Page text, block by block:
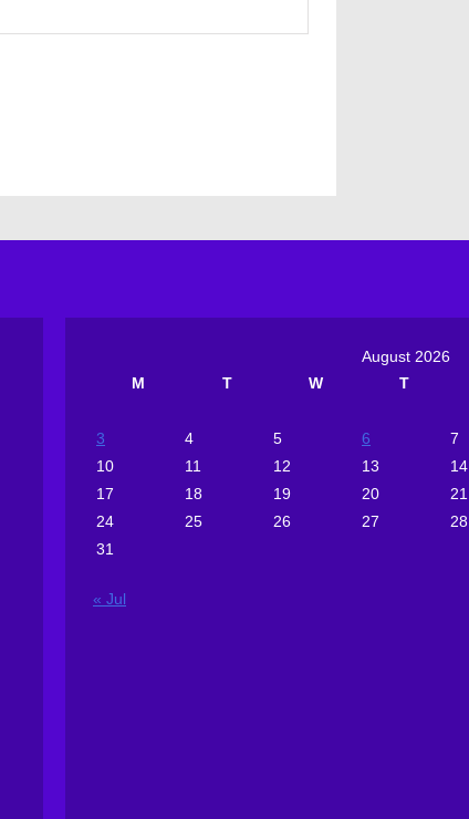
August 2026
M
T W T
3
4 5 6 7
10
11 12 13 14
17
18 19 20 21
24
25 26 27 28
31
« Jul